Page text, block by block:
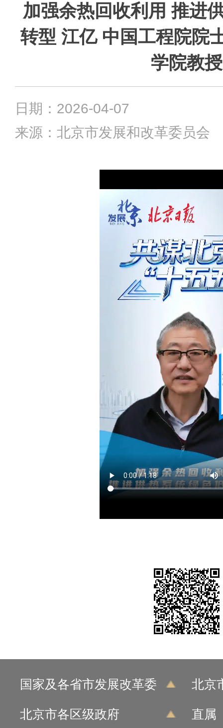
加强余热回收利用 推进
转型 江亿 中国工程院院
学院教授
日期：2026-04-07
来源：北京市发展和改革委员会
国家及各省市发展改革委 北京
北京市各区级政府 直属